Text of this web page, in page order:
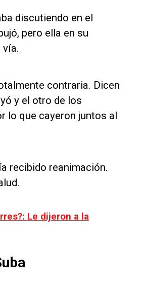
discutiendo en el
pero ella en su
contraria. Dicen
y el otro de los
lo que cayeron juntos al
recibido reanimación.
Le dijeron a la